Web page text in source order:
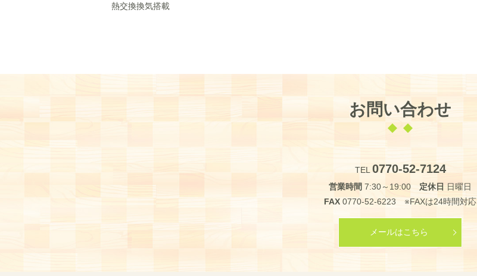
熱交換換気搭載
お問い合わせ
TEL0770-52-7124
営業時間 7:30～19:00 定休日 日曜日
FAX 0770-52-6223 ※FAXは24時間対応
メールはこちら